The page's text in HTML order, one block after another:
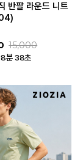
반팔 라운드 니트
15,000
분 38초